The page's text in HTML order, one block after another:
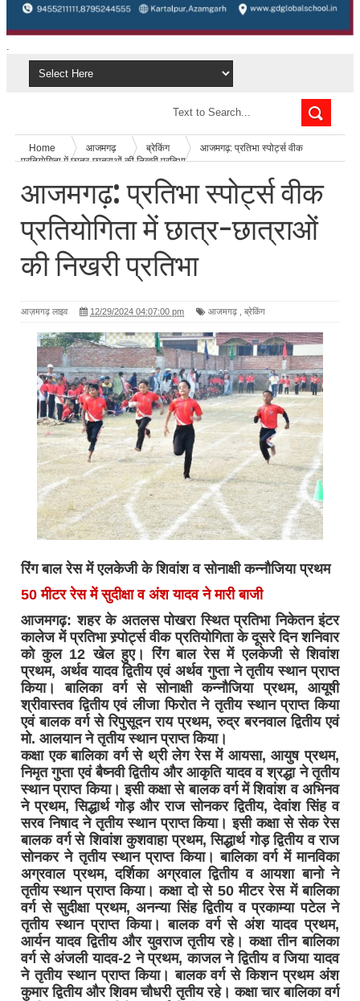
.
Home आजमगढ़ ब्रेकिंग
आजमगढ़: प्रतिभा स्पोर्ट्स वीक
प्रतियाेगिता में छात्र-छात्राओं की निखरी प्रतिभा
आजमगढ़: प्रतिभा स्पोर्ट्स वीक
प्रतियाेगिता में छात्र-छात्राओं
की निखरी प्रतिभा
आज़मगढ़ लाइव 12/29/2024 04:07:00 pm आजमगढ़ ब्रेकिंग
रिंंग बाल रेस में एलकेजी के शिवांश व सोनाक्षी कन्नौजिया प्रथम
50 मीटर रेस में सुदीक्षा व अंश यादव ने मारी बाजी
आजमगढ़: शहर के अतलस पोखरा स्थित प्रतिभा निकेतन इंटर
कालेज में प्रतिभा स्र्पोर्ट्स वीक प्रतियोगिता के दूसरे दिन शनिवार
को कुल 12 खेल हुए। रिंंग बाल रेस में एलकेजी से शिवांश
प्रथम, अर्थव यादव द्वितीय एवं अर्थव गुप्ता ने तृतीय स्थान प्राप्त
किया। बालिका वर्ग से सोनाक्षी कन्नौजिया प्रथम, आयूषी
श्रीवास्तव द्वितीय एवं लीजा फिरोत ने तृतीय स्थान प्राप्त किया
एवं बालक वर्ग से रिपुसूदन राय प्रथम, रुद्र बरनवाल द्वितीय एवं
मो. आलयान ने तृतीय स्थान प्राप्त किया।
कक्षा एक बालिका वर्ग से थ्री लेग रेस में आयसा, आयुष प्रथम,
निमृत गुप्ता एवं बैष्नवी द्वितीय और आकृति यादव व श्रद्धा ने तृतीय
स्थान प्राप्त किया। इसी कक्षा से बालक वर्ग में शिवांश व अभिनव
ने प्रथम, सिद्धार्थ गोड़ और राज सोनकर द्वितीय, देवांश सिंह व
सरव निषाद ने तृतीय स्थान प्राप्त किया। इसी कक्षा से सेक रेस
बालक वर्ग से शिवांश कुशवाहा प्रथम, सिद्धार्थ गोड़ द्वितीय व राज
सोनकर ने तृतीय स्थान प्राप्त किया। बालिका वर्ग में मानविका
अग्रवाल प्रथम, दर्शिका अग्रवाल द्वितीय व आयशा बानो ने
तृतीय स्थान प्राप्त किया। कक्षा दो से 50 मीटर रेस में बालिका
वर्ग से सुदीक्षा प्रथम, अनन्या सिंह द्वितीय व प्रकाम्या पटेल ने
तृतीय स्थान प्राप्त किया। बालक वर्ग से अंश यादव प्रथम,
आर्यन यादव द्वितीय और युवराज तृतीय रहे। कक्षा तीन बालिका
वर्ग से अंजली यादव-2 ने प्रथम, काजल ने द्वितीय व जिया यादव
ने तृतीय स्थान प्राप्त किया। बालक वर्ग से किशन प्रथम अंश
कुमार द्वितीय और शिवम चौधरी तृतीय रहे। कक्षा चार बालिका वर्ग